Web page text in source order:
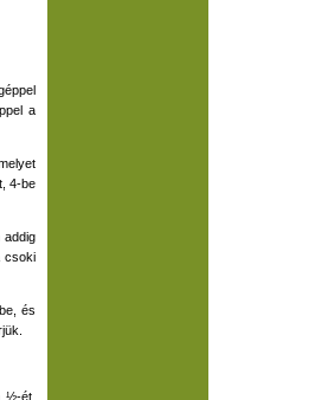
a
4-be
addig
csoki
és
½-ét,